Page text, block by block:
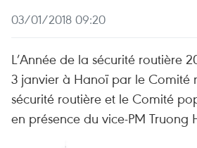
03/01/2018 09:20
L’Année de la sécurité routière
3 janvier à Hanoï par le Comité
sécurité routière et le Comité
en présence du vice-PM Truong